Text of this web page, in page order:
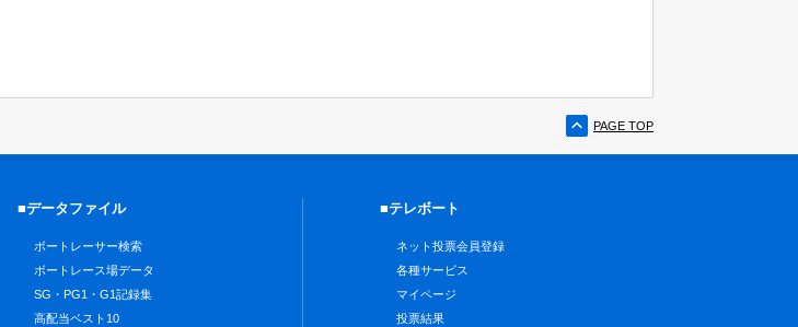
PAGE TOP
■データファイル
ボートレーサー検索
ボートレース場データ
SG・PG1・G1記録集
高配当ベスト10
■テレボート
ネット投票会員登録
各種サービス
マイページ
投票結果